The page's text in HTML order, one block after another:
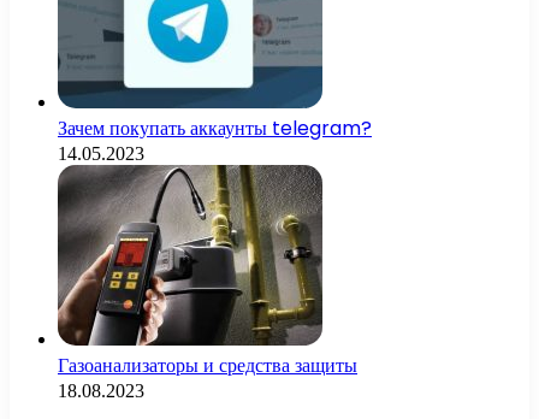
Зачем покупать аккаунты telegram?
14.05.2023
Газоанализаторы и средства защиты
18.08.2023